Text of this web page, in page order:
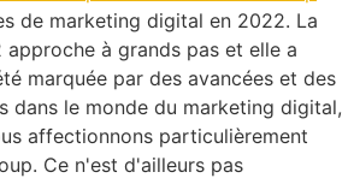
de marketing digital en 2022. La
à grands pas et elle a
marquée par des avancées et des
dans le monde du marketing digital,
affectionnons particulièrement
Ce n'est d'ailleurs pas